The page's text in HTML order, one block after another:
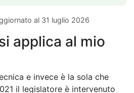
al 31 luglio 2026
applica al mio
e invece è la sola che
il legislatore è intervenuto